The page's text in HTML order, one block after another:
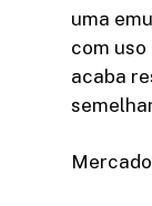
uma
com
acaba